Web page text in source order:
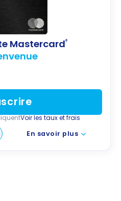
Mastercard®
Voir les taux et frais
En savoir plus